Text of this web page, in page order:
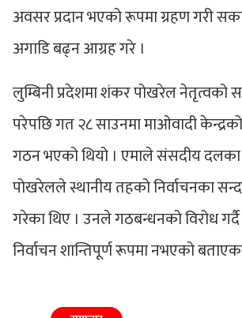
अवसर प्रदान भएको रूपमा ग्रहण गरी
अगाडि बढ्न आग्रह गरे ।
लुम्बिनी प्रदेशमा शंकर पोखरेल नेतृत्वको
परेपछि गत २८ साउनमा माओवादी
गठन भएको थियो । एमाले संसदीय
पोखरेलले स्थानीय तहको निर्वाचनका
गरेका थिए । उनले गठबन्धनको विरोध
निर्वाचन शान्तिपूर्ण रूपमा नभएको